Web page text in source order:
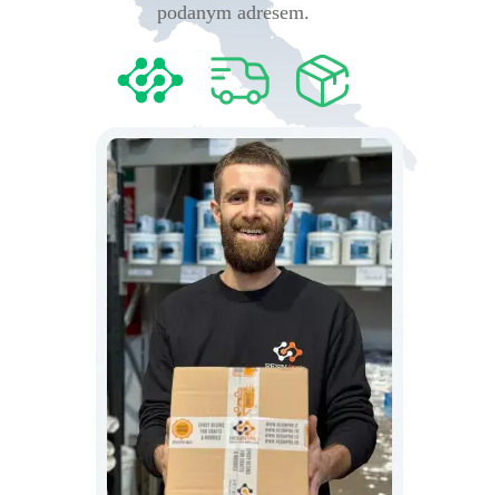
podanym adresem.